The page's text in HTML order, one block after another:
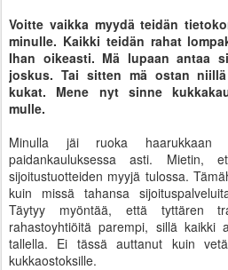
Voitte vaikka myydä teidän
minulle. Kaikki teidän rahat
Ihan oikeasti. Mä lupaan antaa
joskus. Tai sitten mä ostan
kukat. Mene nyt sinne
mulle.
Minulla jäi ruoka
paidankauluksessa asti.
sijoitustuotteiden myyjä tulossa.
kuin missä tahansa
Täytyy myöntää, että tyttären
rahastoyhtiöitä parempi, sillä kaikki
tallella. Ei tässä auttanut kuin
kukkaostoksille.